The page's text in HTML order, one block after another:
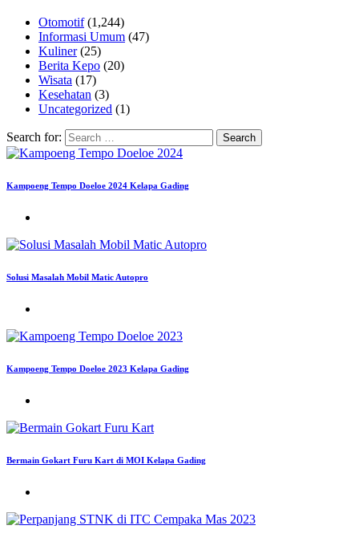
Otomotif(1,244)
Informasi Umum (47)
Kuliner(25)
Berita Kepo (20)
Wisata (17)
Kesehatan (3)
Uncategorized (1)
Search for:
Kampoeng Tempo Doeloe 2024 Kelapa Gading
Solusi Masalah Mobil Matic Autopro
Kampoeng Tempo Doeloe 2023 Kelapa Gading
Bermain Gokart Furu Kart di MOI Kelapa Gading